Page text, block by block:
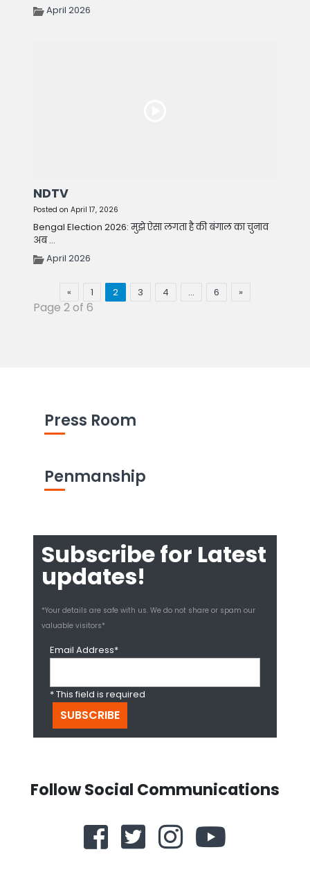
Press Room
Penmanship
Subscribe for Latest
updates!
*Your details are safe with us. We do not share or spam our
valuable visitors*
Email Address*
* This field is required
Follow Social Communications
April 2026
NDTV
Posted on April 17, 2026
Bengal Election 2026: मुझे ऐसा लगता है की बंगाल का चुनाव
अब ...
April 2026
« 1 2 3 4 … 6 »
Page 2 of 6